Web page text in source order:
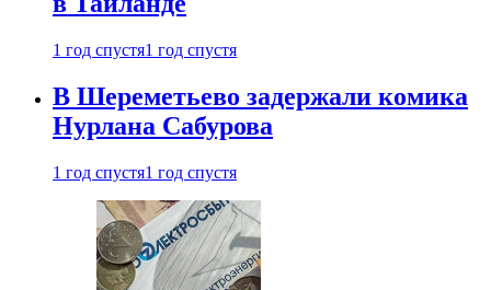
1 год спустя1 год спустя
В Шереметьево задержали комика
Нурлана Сабурова
1 год спустя1 год спустя